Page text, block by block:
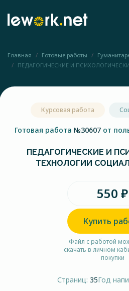
Главная Готовые работы
ПЕДАГОГИЧЕСКИЕ И
Курсовая работа
Готовая работа №30607 от
ПЕДАГОГИЧЕСКИЕ И
ТЕХНОЛОГИИ
550 ₽
Купить
Файл с работой
скачать в личном
покупки
Страниц: 35Год